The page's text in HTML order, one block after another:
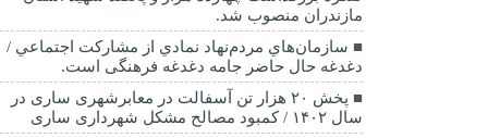
مازندران منصوب شد.
سازمان‌هاي مردم‌نهاد نمادي از مشاركت اجتماعي /
دغدغه حال حاضر جامه دغدغه فرهنگی است.
پخش ۲۰ هزار تن آسفالت در معابرشهری ساری در
سال ۱۴۰۲ / کمبود مصالح مشکل شهرداری ساری